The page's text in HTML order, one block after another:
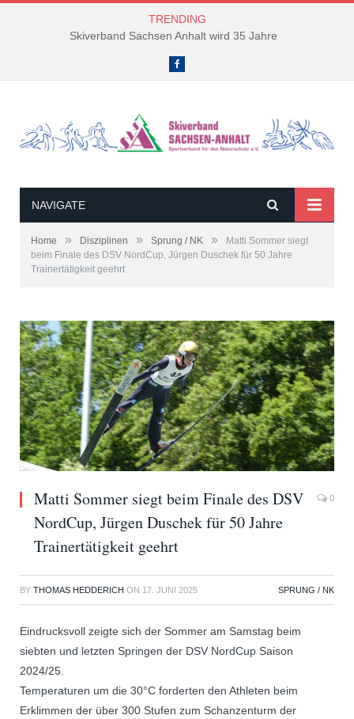
TRENDING
Skiverband Sachsen Anhalt wird 35 Jahre
Facebook
NAVIGATE
Home » Disziplinen » Sprung / NK »
Matti Sommer siegt
beim Finale des DSV NordCup, Jürgen Duschek für 50 Jahre
Trainertätigkeit geehrt
Matti Sommer siegt beim Finale des DSV
NordCup, Jürgen Duschek für 50 Jahre
Trainertätigkeit geehrt
0
BY THOMAS HEDDERICH ON 17. JUNI 2025 SPRUNG / NK
Eindrucksvoll zeigte sich der Sommer am Samstag beim
siebten und letzten Springen der DSV NordCup Saison
2024/25.
Temperaturen um die 30°C forderten den Athleten beim
Erklimmen der über 300 Stufen zum Schanzenturm der